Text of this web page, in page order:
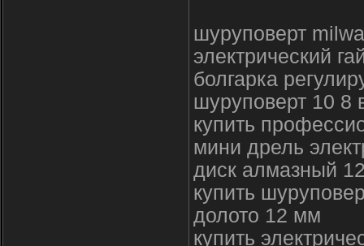
шуруповерт
электрический
болгарка
шуруповерт 10 8
купить
мини дрель
диск алмазный
купить
долото 12 мм
купить